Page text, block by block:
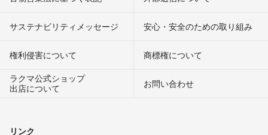
サステナビリティメッセージ 安心・安全のための取り組み
権利侵害について
商標権について
ラクマ公式ショップ
出店について
お問い合わせ
リンク